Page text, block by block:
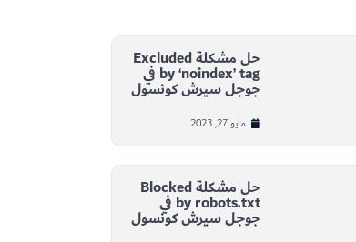
حل مشكلة Excluded
by ‘noindex’ tag في
جوجل سيرش كونسول
مايو 27, 2023
حل مشكلة Blocked
by robots.txt في
جوجل سيرش كونسول